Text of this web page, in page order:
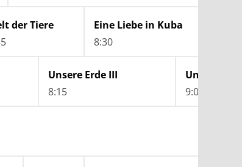
der Tiere
Eine Liebe in Kuba
8:30
Unsere Erde III
8:15
Unsere
9:00